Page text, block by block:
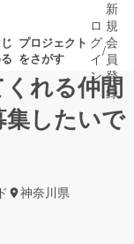
プロジェクト
をさがす
ロ
グ
イ
ン
/
新
規
会
員
登
録
れる仲間
したいで
神奈川県